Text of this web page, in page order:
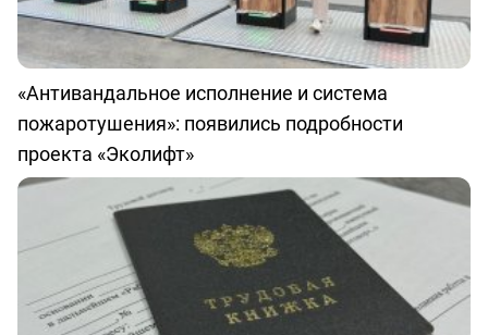
«Антивандальное исполнение и система
пожаротушения»: появились подробности
проекта «Эколифт»